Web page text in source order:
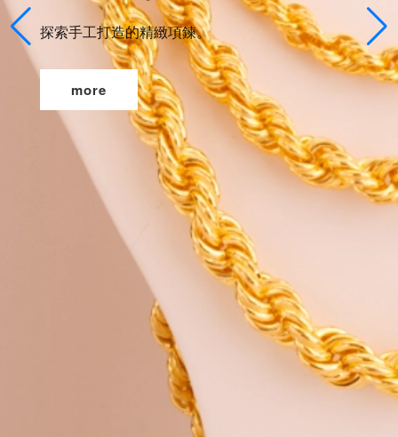
探索手工打造的精緻項鍊。
more